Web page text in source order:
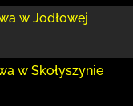
w Jodłowej
w Skołyszynie